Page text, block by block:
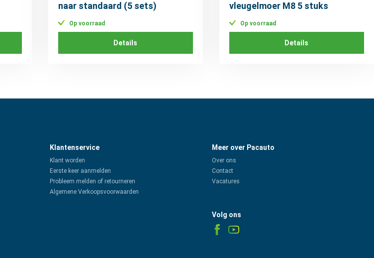
naar standaard (5 sets)
Op voorraad
Details
vleugelmoer M8 5 stuks
Op voorraad
Details
Klantenservice
Klant worden
Eerste keer aanmelden
Probleem melden of retourneren
Algemene Verkoopsvoorwaarden
Meer over Pacauto
Over ons
Contact
Vacatures
Volg ons